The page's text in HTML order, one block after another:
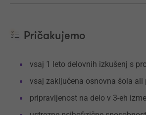
Pričakujemo
vsaj 1 leto delovnih izkušenj s
vsaj zaključena osnovna šola ali
pripravljenost na delo v 3-eh